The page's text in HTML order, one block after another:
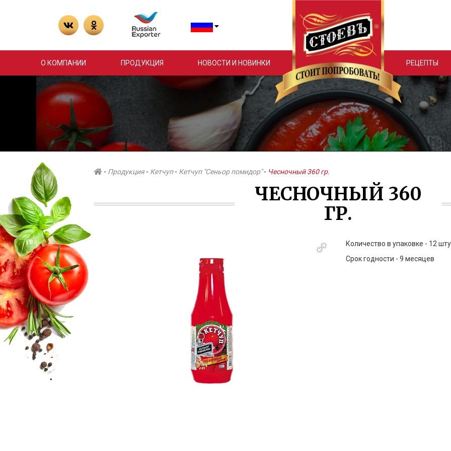
О КОМПАНИИ ПРОДУКЦИЯ НОВОСТИ И НОВИНКИ РЕЦЕПТЫ
- Продукция- Кетчуп- Кетчуп "Сеньор помидор"- Чесночный 360 гр.
ЧЕСНОЧНЫЙ 360
ГР.
Количество в упаковке - 12
Срок годности - 9 месяцев